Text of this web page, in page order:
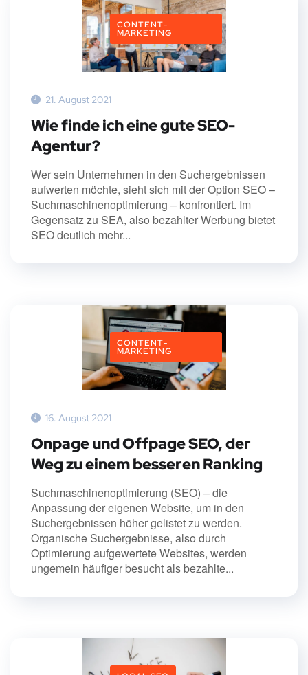
CONTENT-
MARKETING
21. August 2021
Wie finde ich eine gute SEO-
Agentur?
Wer sein Unternehmen in den Suchergebnissen
aufwerten möchte, sieht sich mit der Option SEO –
Suchmaschinenoptimierung – konfrontiert. Im
Gegensatz zu SEA, also bezahlter Werbung bietet
SEO deutlich mehr...
CONTENT-
MARKETING
16. August 2021
Onpage und Offpage SEO, der
Weg zu einem besseren Ranking
Suchmaschinenoptimierung (SEO) – die
Anpassung der eigenen Website, um in den
Suchergebnissen höher gelistet zu werden.
Organische Suchergebnisse, also durch
Optimierung aufgewertete Websites, werden
ungemein häufiger besucht als bezahlte...